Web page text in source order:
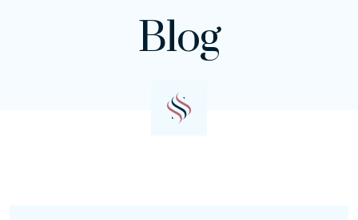
Blog